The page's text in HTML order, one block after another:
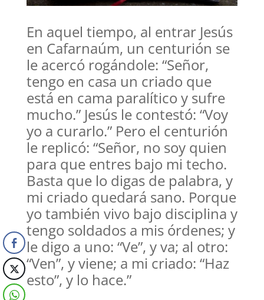
En aquel tiempo, al entrar Jesús
en Cafarnaúm, un centurión se
le acercó rogándole: “Señor,
tengo en casa un criado que
está en cama paralítico y sufre
mucho.” Jesús le contestó: “Voy
yo a curarlo.” Pero el centurión
le replicó: “Señor, no soy quien
para que entres bajo mi techo.
Basta que lo digas de palabra, y
mi criado quedará sano. Porque
yo también vivo bajo disciplina y
tengo soldados a mis órdenes; y
le digo a uno: “Ve”, y va; al otro:
“Ven”, y viene; a mi criado: “Haz
esto”, y lo hace.”